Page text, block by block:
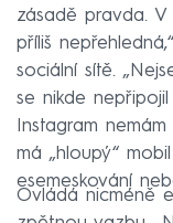
zásadě pravda.
příliš
sociální sítě.
se nikde
Instagram
má „hloupý“
esemeskování
Ovládá nicméně